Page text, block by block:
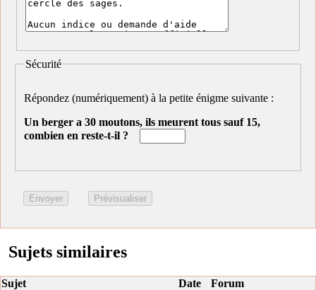
Sécurité
Répondez (numériquement) à la petite énigme suivante :
Un berger a 30 moutons, ils meurent tous sauf 15,
combien en reste-t-il ?
Sujets similaires
Sujet Date
Forum